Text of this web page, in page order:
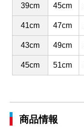
39cm 45cm
41cm 47cm
43cm 49cm
45cm 51cm
商品情報